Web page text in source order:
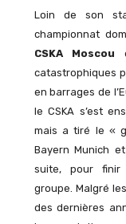
Loin de son
championnat
CSKA Moscou
catastrophiques
en barrages de
le CSKA s’est
mais a tiré le «
Bayern Munich
suite, pour
groupe. Malgré
des dernières